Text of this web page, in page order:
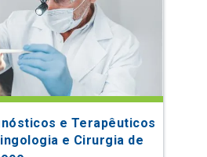
e Terapêuticos
e Cirurgia de